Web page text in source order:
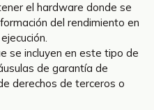
el hardware donde se
del rendimiento en
se incluyen en este tipo de
de garantía de
derechos de terceros o